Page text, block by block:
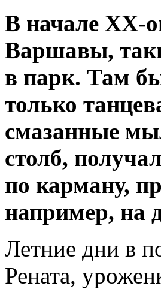
В начале XX-
Варшавы,
в парк. Там
только
смазанные
столб,
по карману,
например, на
Летние дни в
Рената,